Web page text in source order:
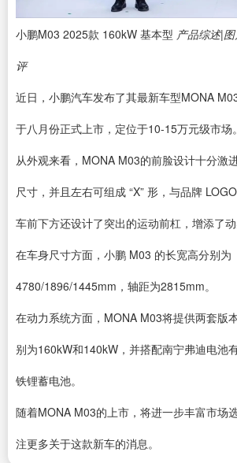
小鹏M03 2025款 160kW 基本型 产品综述|
评
近日，小鹏汽车发布了其最新车型MONA
于八月份正式上市，定位于10-15万元级市场。
从外观来看，MONA M03的前脸设计十分激
尺寸，并且左右可组成 “X” 形，与品牌
车前下方还设计了突出的运动前杠，增添了动
在车身尺寸方面，小鹏 M03 的长宽高分别为
4780/1896/1445mm，轴距为2815mm。
在动力系统方面，MONA M03将提供两套版
别为160kW和140kW，并搭配南宁弗迪电池
铁锂蓄电池。
随着MONA M03的上市，将进一步丰富市场
注更多关于这款新车的消息。